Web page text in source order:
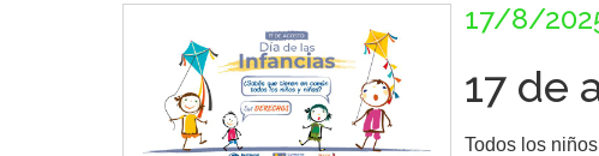
17/8/
17 de
Todos los